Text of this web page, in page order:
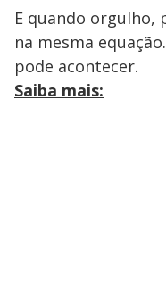
E quando
na mesma
pode acontecer.
Saiba mais: